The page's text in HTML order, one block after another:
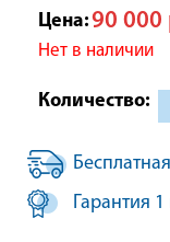
Цена:90 000
Нет в наличии
Количество:
Гарантия 1